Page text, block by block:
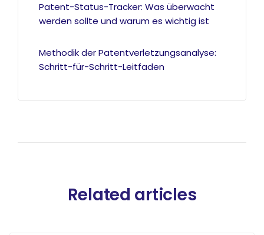
Patent-Status-Tracker: Was überwacht
werden sollte und warum es wichtig ist
Methodik der Patentverletzungsanalyse:
Schritt-für-Schritt-Leitfaden
Related articles